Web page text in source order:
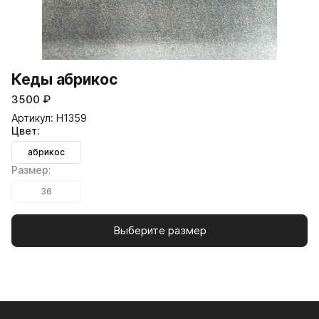
Кеды абрикос
3500 ₽
Артикул: H1359
Цвет:
абрикос
Размер:
36
Выберите размер